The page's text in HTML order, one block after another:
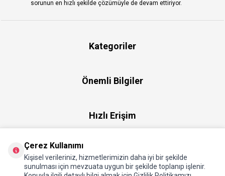
sorunun en hızlı şekilde çözümüyle de devam ettiriyor.
Kategoriler
Önemli Bilgiler
Hızlı Erişim
Çerez Kullanımı
Kişisel verileriniz, hizmetlerimizin daha iyi bir şekilde
sunulması için mevzuata uygun bir şekilde toplanıp işlenir.